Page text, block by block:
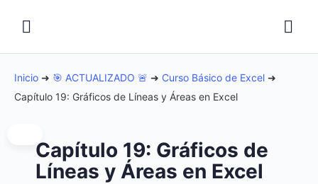
Inicio ➜ 🎯 ACTUALIZADO 🚨 ➜ Curso Básico de Excel ➜
Capítulo 19: Gráficos de Líneas y Áreas en Excel
Capítulo 19: Gráficos de
Líneas y Áreas en Excel